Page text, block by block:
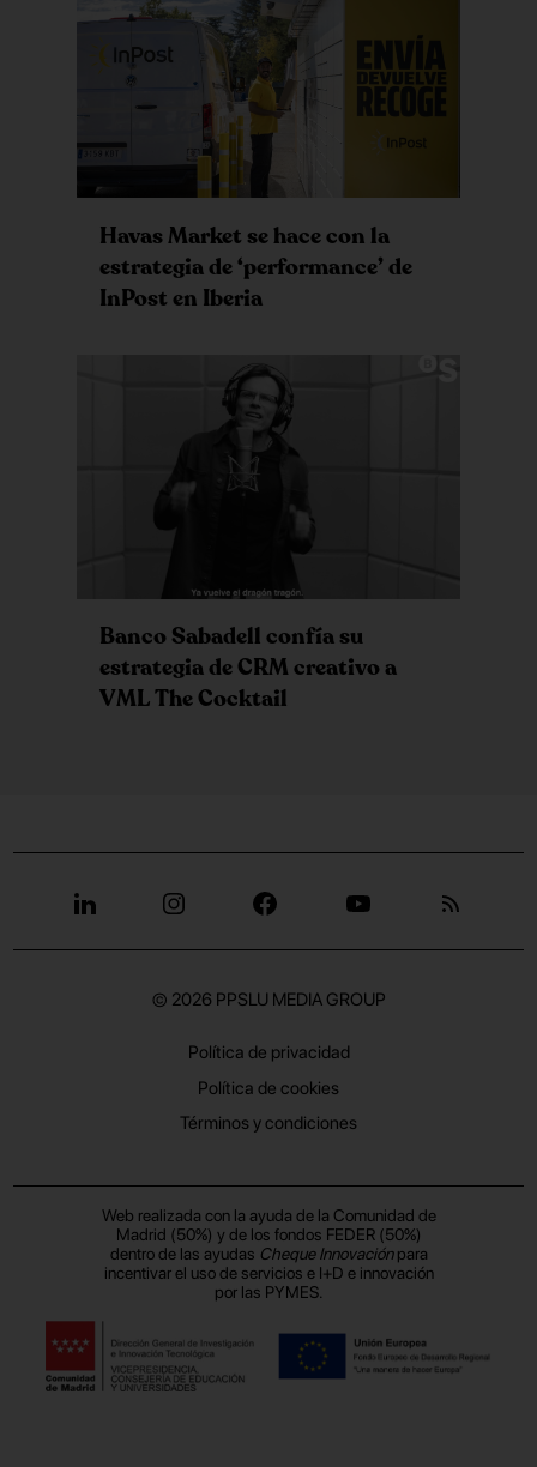
Havas Market se hace con la
estrategia de ‘performance’ de
InPost en Iberia
Banco Sabadell confía su
estrategia de CRM creativo a
VML The Cocktail
© 2026 PPSLU MEDIA GROUP
Política de privacidad
Política de cookies
Términos y condiciones
Web realizada con la ayuda de la Comunidad de
Madrid (50%) y de los fondos FEDER (50%)
dentro de las ayudas Cheque Innovaciónpara
incentivar el uso de servicios e I+D e innovación
por las PYMES.